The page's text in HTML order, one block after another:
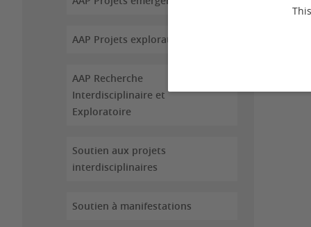
AAP Projets exploratoires
AAP Recherche
Interdisciplinaire et
Exploratoire
Soutien aux projets
interdisciplinaires
Soutien à manifestations